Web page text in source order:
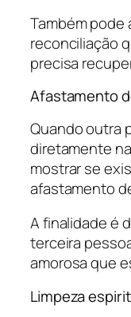
Também pode
reconciliação
precisa
Afastamento
Quando outra
diretamente
mostrar se
afastamento
A finalidade é
terceira
amorosa que
Limpeza